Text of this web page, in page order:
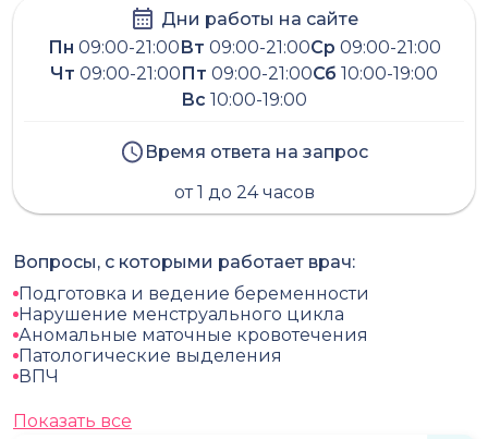
Дни работы на сайте
Пн 09:00-21:00 Вт 09:00-21:00Ср 09:00-21:00
Чт 09:00-21:00 Пт 09:00-21:00Сб 10:00-19:00
Вс 10:00-19:00
Время ответа на запрос
от 1 до 24 часов
Вопросы, с которыми работает врач:
Подготовка и ведение беременности
Нарушение менструального цикла
Аномальные маточные кровотечения
Патологические выделения
ВПЧ
Показать все